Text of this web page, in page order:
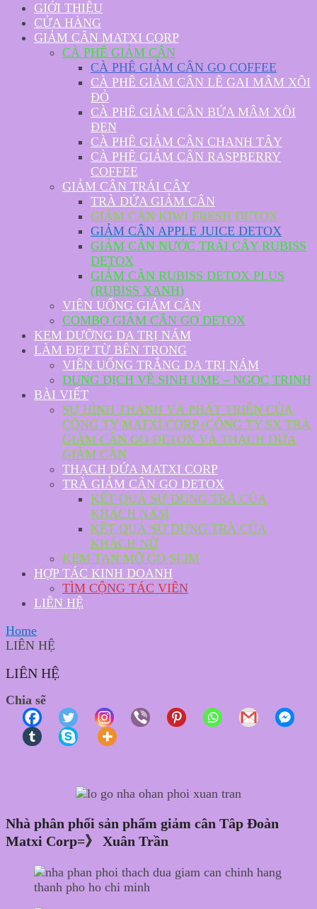
GIỚI THIỆU
CỬA HÀNG
GIẢM CÂN MATXI CORP
CÀ PHÊ GIẢM CÂN
CÀ PHÊ GIẢM CÂN GO COFFEE
CÀ PHÊ GIẢM CÂN LÊ GAI MÂM XÔI
ĐỎ
CÀ PHÊ GIẢM CÂN BỨA MÂM XÔI
ĐEN
CÀ PHÊ GIẢM CÂN CHANH TÂY
CÀ PHÊ GIẢM CÂN RASPBERRY
COFFEE
GIẢM CÂN TRÁI CÂY
TRÀ DỨA GIẢM CÂN
GIẢM CÂN KIWI FRESH DETOX
GIẢM CÂN APPLE JUICE DETOX
GIẢM CÂN NƯỚC TRÁI CÂY RUBISS
DETOX
GIẢM CÂN RUBISS DETOX PLUS
(RUBISS XANH)
VIÊN UỐNG GIẢM CÂN
COMBO GIẢM CÂN GO DETOX
KEM DƯỠNG DA TRỊ NÁM
LÀM ĐẸP TỪ BÊN TRONG
VIÊN UỐNG TRẮNG DA TRỊ NÁM
DUNG DỊCH VỆ SINH UME – NGỌC TRINH
BÀI VIẾT
SỰ HÌNH THÀNH VÀ PHÁT TRIỂN CỦA
CÔNG TY MATXI CORP (CÔNG TY SX TRÀ
GIẢM CÂN GO DETOX VÀ THẠCH DỨA
GIẢM CÂN
THẠCH DỨA MATXI CORP
TRÀ GIẢM CÂN GO DETOX
KẾT QUẢ SỬ DỤNG TRÀ CỦA
KHÁCH NAM
KẾT QUẢ SỬ DỤNG TRÀ CỦA
KHÁCH NỮ
KEM TAN MỠ GO SLIM
HỢP TÁC KINH DOANH
TÌM CỘNG TÁC VIÊN
LIÊN HỆ
Home
LIÊN HỆ
LIÊN HỆ
Chia sẽ
Nhà phân phối sản phẩm giảm cân Tâp Đoàn
Matxi Corp=》 Xuân Trần